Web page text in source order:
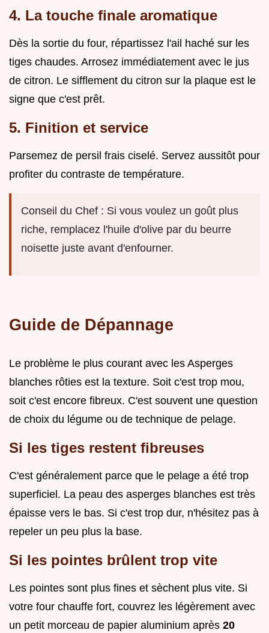
4. La touche finale aromatique
Dès la sortie du four, répartissez l'ail haché sur les
tiges chaudes. Arrosez immédiatement avec le jus
de citron. Le sifflement du citron sur la plaque est le
signe que c'est prêt.
5. Finition et service
Parsemez de persil frais ciselé. Servez aussitôt pour
profiter du contraste de température.
Conseil du Chef : Si vous voulez un goût plus
riche, remplacez l'huile d'olive par du beurre
noisette juste avant d'enfourner.
Guide de Dépannage
Le problème le plus courant avec les Asperges
blanches rôties est la texture. Soit c'est trop mou,
soit c'est encore fibreux. C'est souvent une question
de choix du légume ou de technique de pelage.
Si les tiges restent fibreuses
C'est généralement parce que le pelage a été trop
superficiel. La peau des asperges blanches est très
épaisse vers le bas. Si c'est trop dur, n'hésitez pas à
repeler un peu plus la base.
Si les pointes brûlent trop vite
Les pointes sont plus fines et sèchent plus vite. Si
votre four chauffe fort, couvrez les légèrement avec
un petit morceau de papier aluminium après 20